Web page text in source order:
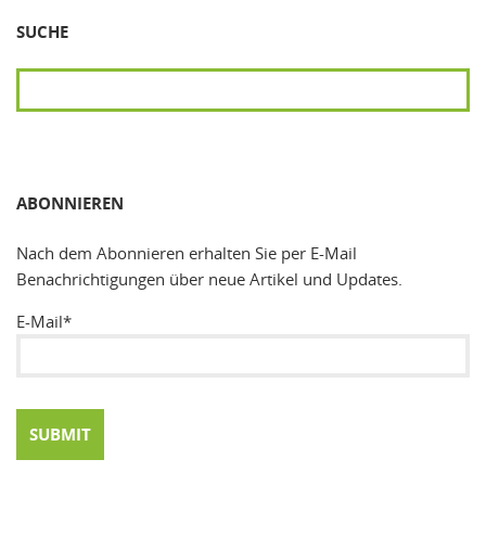
SUCHE
ABONNIEREN
Nach dem Abonnieren erhalten Sie per E-Mail
Benachrichtigungen über neue Artikel und Updates.
E-Mail*